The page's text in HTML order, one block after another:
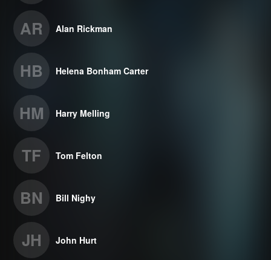
AR Alan Rickman
HB Helena Bonham Carter
HM Harry Melling
TF Tom Felton
BN Bill Nighy
JH John Hurt